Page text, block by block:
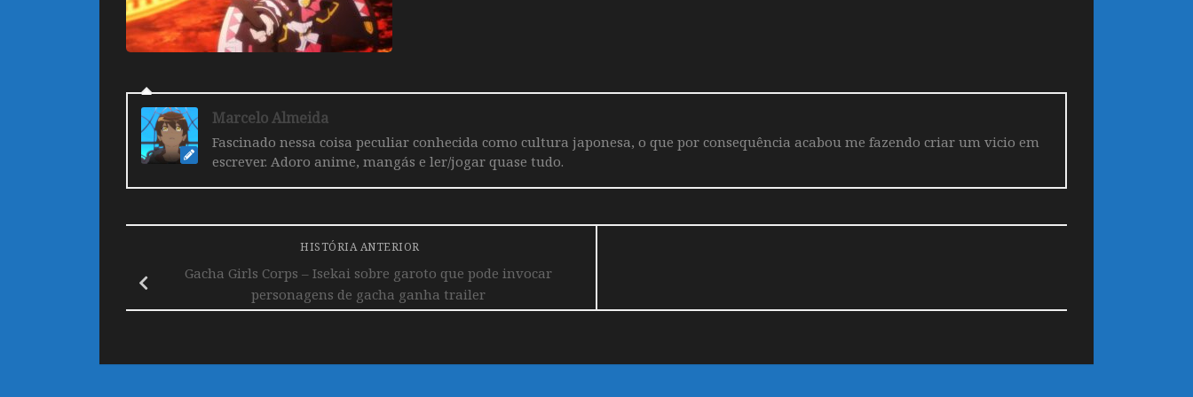
Marcelo Almeida
Fascinado nessa coisa peculiar conhecida como cultura japonesa, o que por consequência acabou me fazendo criar um vicio em
escrever. Adoro anime, mangás e ler/jogar quase tudo.
HISTÓRIA ANTERIOR
Gacha Girls Corps – Isekai sobre garoto que pode invocar
personagens de gacha ganha trailer